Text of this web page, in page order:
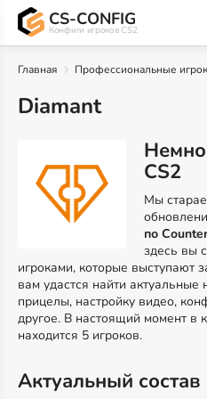
CS-CONFIG
Конфиги игроков CS2
Главная Профессиональные
Diamant
CS2
Мы
по
здесь вы
игроками, которые выступают
вам удастся найти актуальные
прицелы, настройку видео,
другое. В настоящий момент в
находится 5 игроков.
Актуальный